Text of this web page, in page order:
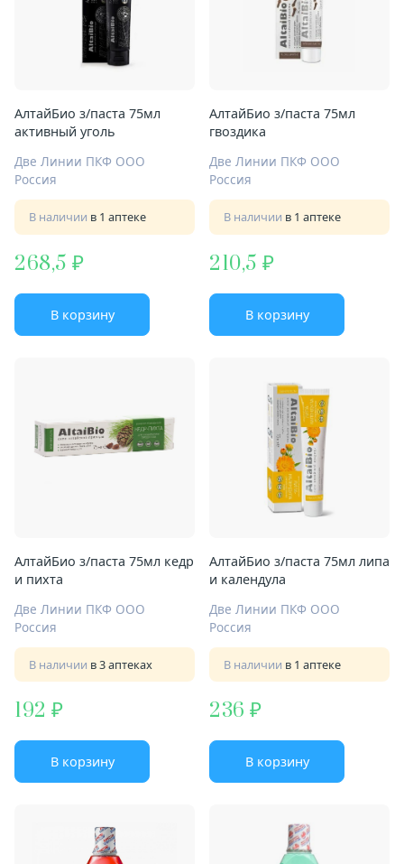
АлтайБио з/паста 75мл
активный уголь
Две Линии ПКФ ООО
Россия
В наличии в 1 аптеке
268,5
В корзину
АлтайБио з/паста 75мл
гвоздика
Две Линии ПКФ ООО
Россия
В наличии в 1 аптеке
210,5
В корзину
АлтайБио з/паста 75мл кедр
и пихта
Две Линии ПКФ ООО
Россия
В наличии в 3 аптеках
192
В корзину
АлтайБио з/паста 75мл липа
и календула
Две Линии ПКФ ООО
Россия
В наличии в 1 аптеке
236
В корзину